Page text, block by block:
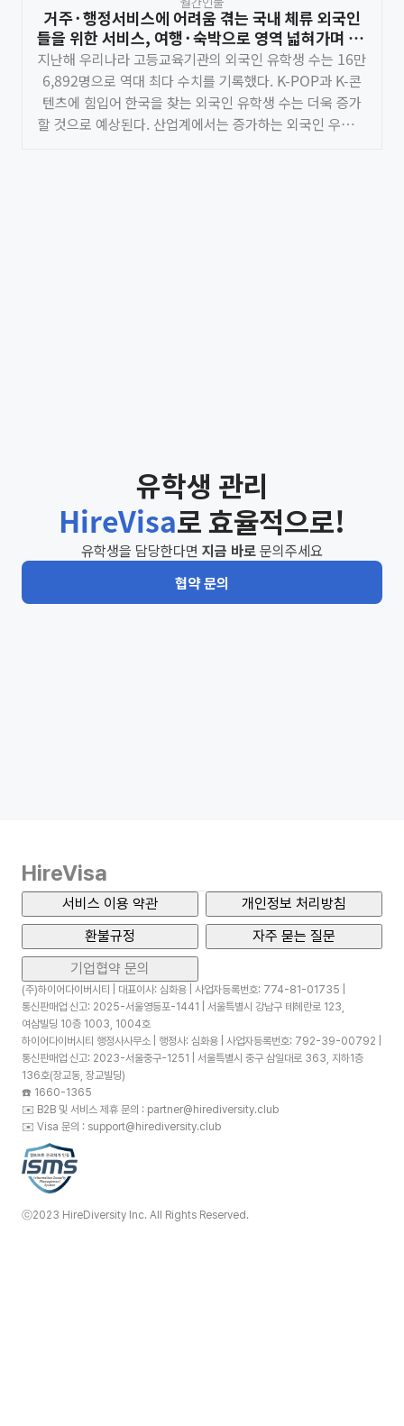
거주·행정서비스에 어려움 겪는 국내 체류 외국인
들을 위한 서비스, 여행·숙박으로 영역 넓혀가며 ㈜
하이어다이버시티가 만드는 단 하나의 플랫폼
지난해 우리나라 고등교육기관의 외국인 유학생 수는 16만
6,892명으로 역대 최다 수치를 기록했다. K-POP과 K-콘
텐츠에 힘입어 한국을 찾는 외국인 유학생 수는 더욱 증가
할 것으로 예상된다. 산업계에서는 증가하는 외국인 우수인
유학생 관리
HireVisa로 효율적으로!
유학생을 담당한다면 지금 바로문의주세요
협약 문의
HireVisa
서비스 이용 약관
개인정보 처리방침
환불규정
자주 묻는 질문
기업협약 문의
(주)하이어다이버시티 | 대표이사: 심화용 | 사업자등록번호: 774-81-01735 |
통신판매업 신고: 2025-서울영등포-1441 | 서울특별시 강남구 테헤란로 123,
여삼빌딩 10층 1003, 1004호
하이어다이버시티 행정사사무소 | 행정사: 심화용 | 사업자등록번호: 792-39-00792 |
통신판매업 신고: 2023-서울중구-1251 | 서울특별시 중구 삼일대로 363, 지하1층
136호(장교동, 장교빌딩)
☎️ 1660-1365
✉️ B2B 및 서비스 제휴 문의 : partner@hirediversity.club
✉️ Visa 문의 : support@hirediversity.club
ⓒ2023 HireDiversity Inc. All Rights Reserved.